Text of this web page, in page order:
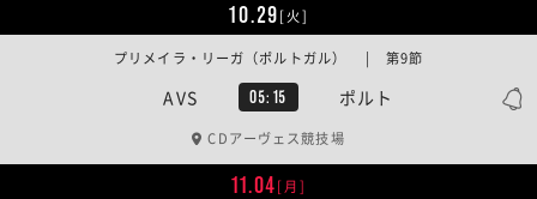
10.29[火]
AVS 05:15 ポルト
プリメイラ・リーガ（ポルトガル） | 第9節
CDアーヴェス競技場
11.04[月]